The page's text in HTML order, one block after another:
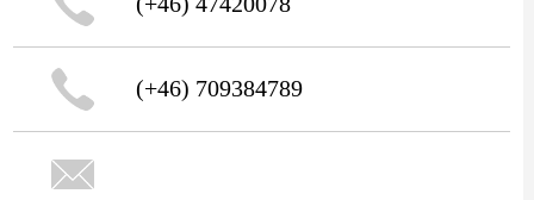
(+46) 709384789